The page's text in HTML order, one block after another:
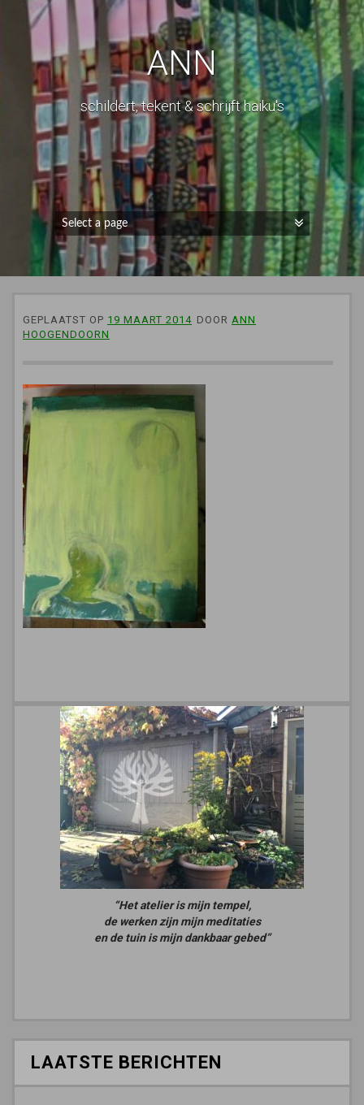
ANN
schildert, tekent & schrijft haiku's
GEPLAATST OP 19 MAART 2014 DOOR ANN
HOOGENDOORN
“Het atelier is mijn tempel,
de werken zijn mijn meditaties
en de tuin is mijn dankbaar gebed”
LAATSTE BERICHTEN